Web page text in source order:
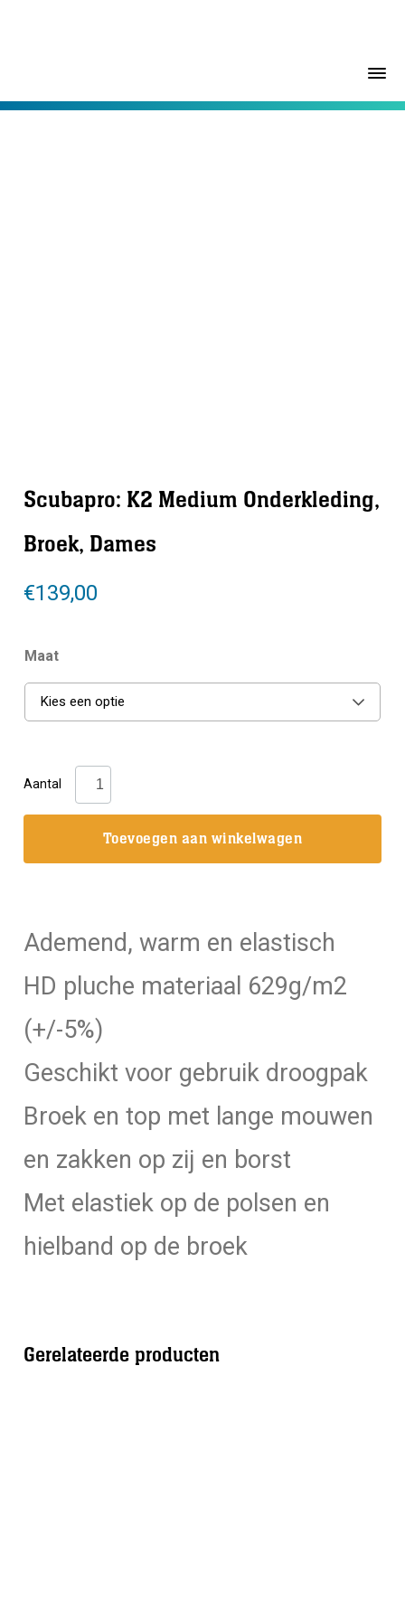
Scubapro: K2 Medium Onderkleding,
Broek, Dames
€139,00
Maat
Kies een optie
Aantal
Scubapro:
K2
Toevoegen aan winkelwagen
Ademend, warm en elastisch
HD pluche materiaal 629g/m2
(+/-5%)
Geschikt voor gebruik droogpak
Broek en top met lange mouwen
en zakken op zij en borst
Met elastiek op de polsen en
hielband op de broek
Gerelateerde producten